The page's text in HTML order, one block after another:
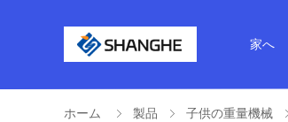
家へ
ホーム 製品 子供の重量機械